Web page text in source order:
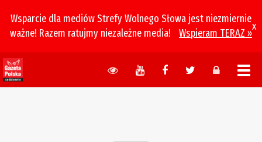
Wsparcie dla mediów Strefy Wolnego Słowa jest niezmiernie
ważne! Razem ratujmy niezależne media!
Wspieram TERAZ »
x